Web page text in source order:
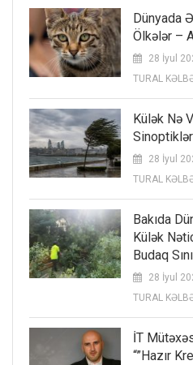
Dünyada
Ölkələr –
28 İyul
TURAL
Külək Nə
28 İyul
TURAL
Bakıda
Külək
Budaq
28 İyul
TURAL
İT
“”Hazır